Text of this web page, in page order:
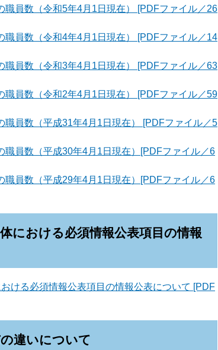
職員数（令和5年4月1日現在） [PDFファイル／26
職員数（令和4年4月1日現在） [PDFファイル／14
職員数（令和3年4月1日現在） [PDFファイル／63
職員数（令和2年4月1日現在） [PDFファイル／59
職員数（平成31年4月1日現在） [PDFファイル／5
職員数（平成30年4月1日現在）[PDFファイル／6
職員数（平成29年4月1日現在）[PDFファイル／6
における必須情報公表項目の情報
ける必須情報公表項目の情報公表について [PDF
違いについて